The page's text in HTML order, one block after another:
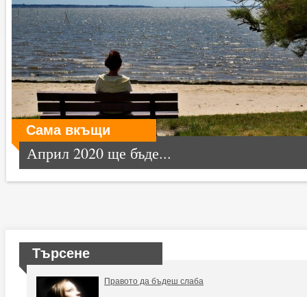
Сама вкъщи
Април 2020 ще бъде...
Търсене
Правото да бъдеш слаба